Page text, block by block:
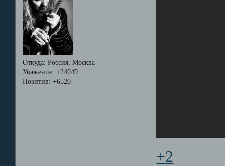
Откуда: Россия, Москва
Уважение: +24049
Позитив: +6520
+2